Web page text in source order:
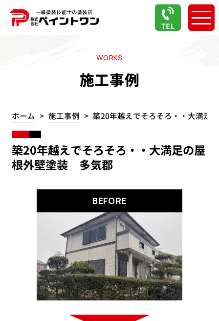
TEL
WORKS
施工事例
ホーム 施工事例 築20年越えでそろそろ・・大満足
築20年越えでそろそろ・・大満足の屋
根外壁塗装 多気郡
BEFORE